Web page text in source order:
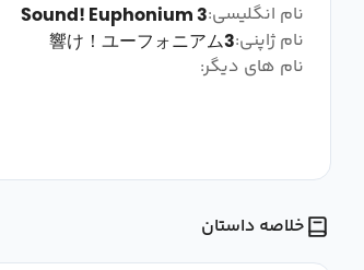
نام انگلیسی:Sound! Euphonium 3
نام ژاپنی:響け！ユーフォニアム3
نام های دیگر:
خلاصه داستان